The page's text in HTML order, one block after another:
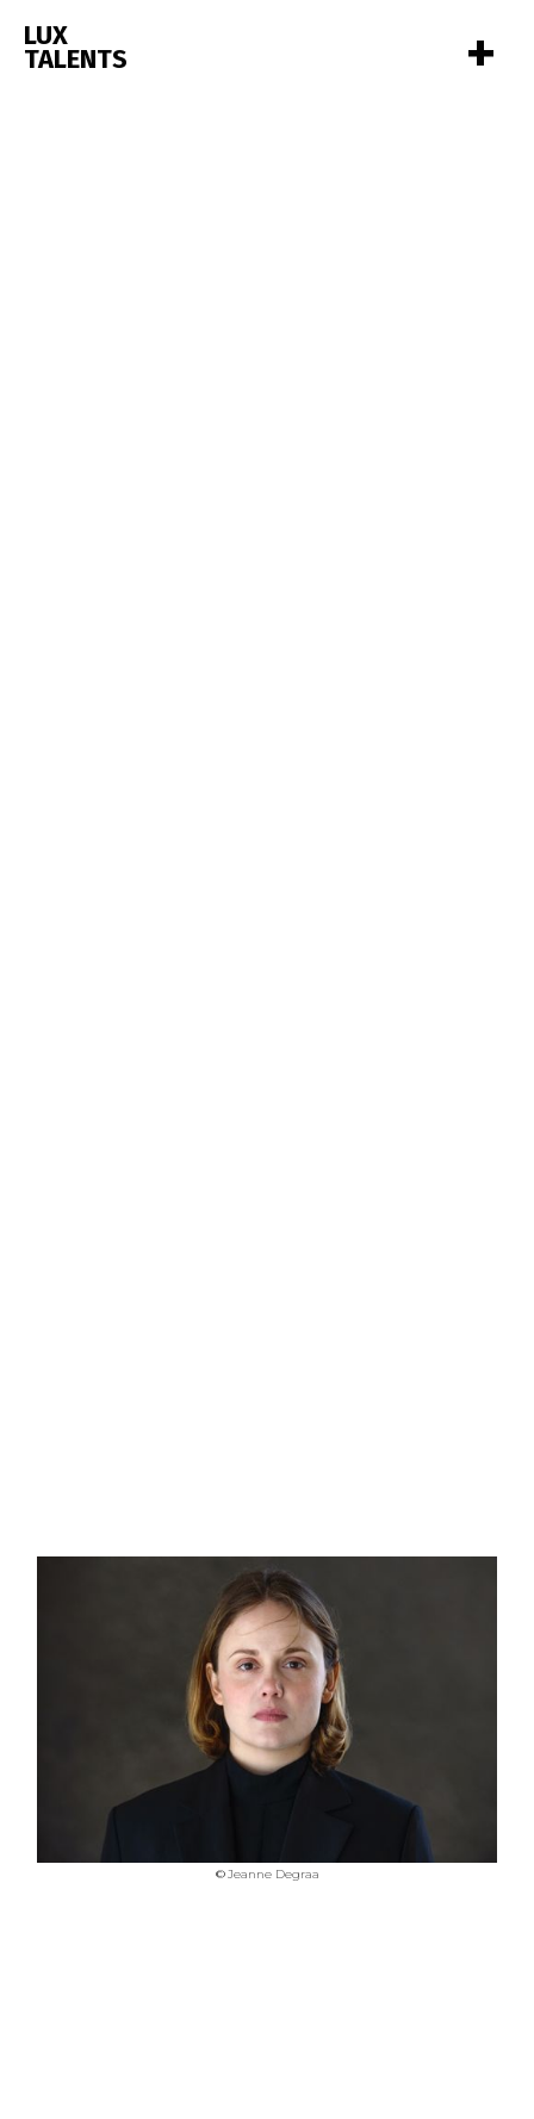
©Jeanne Degraa
+
LUX
TALENTS